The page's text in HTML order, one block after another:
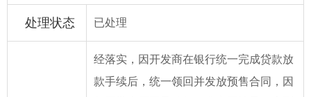
处理状态 已处理
经落实，因开发商在银行统一完成贷款放
款手续后，统一领回并发放预售合同，因